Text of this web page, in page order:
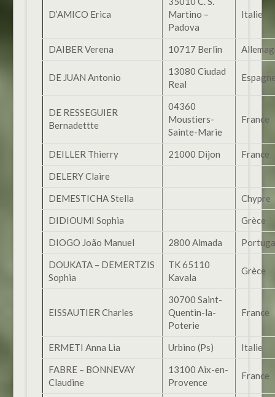
D’AMICO Erica
Martino –
Padova
Italie
DAIBER Verena 10717 Berlin
DE JUAN Antonio
13080 Ciudad
Real
DE RESSEGUIER
Bernadettte
04360
Moustiers-
Sainte-Marie
France
DEILLER Thierry 21000 Dijon
France
DELERY Claire
DEMESTICHA Stella
Chypre
DIDIOUMI Sophia
Grèce
DIOGO João Manuel
2800 Almada
DOUKATA – DEMERTZIS
Sophia
TK 65110
Kavala
Grèce
EISSAUTIER Charles
30700 Saint-
Quentin-la-
Poterie
France
ERMETI Anna Lia Urbino (Ps)
Italie
FABRE – BONNEVAY
Claudine
13100 Aix-en-
Provence
France